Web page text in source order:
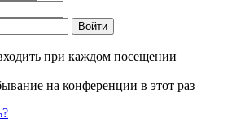
при каждом посещении
на конференции в этот раз